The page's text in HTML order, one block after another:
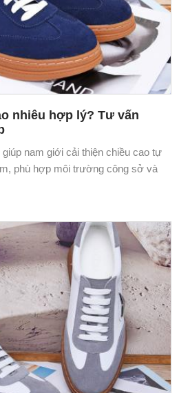
nhiêu hợp lý? Tư vấn
nam giới cải thiện chiều cao tự
phù hợp môi trường công sở và